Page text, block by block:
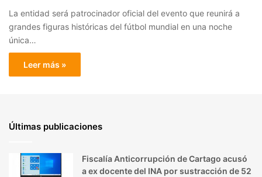
La entidad será patrocinador oficial del evento que reunirá a
grandes figuras históricas del fútbol mundial en una noche
única…
Leer más »
Últimas publicaciones
Fiscalía Anticorrupción de Cartago acusó
a ex docente del INA por sustracción de 52